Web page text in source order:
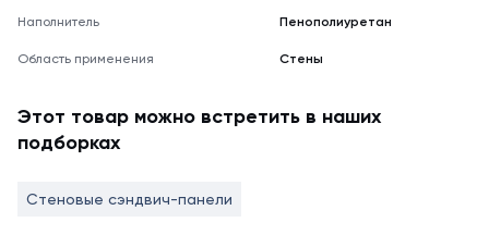
Наполнитель Пенополиуретан
Область применения Стены
Этот товар можно встретить в наших
подборках
Стеновые сэндвич-панели